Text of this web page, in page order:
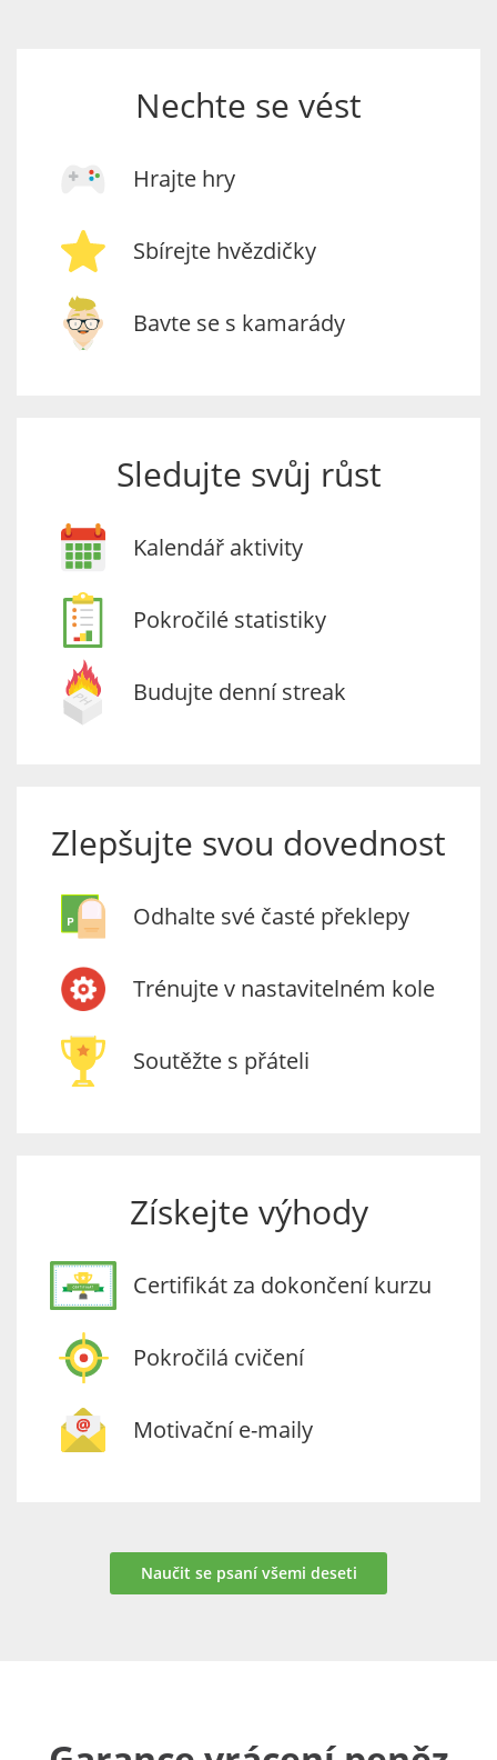
Nechte se vést
Hrajte hry
Sbírejte hvězdičky
Bavte se s kamarády
Sledujte svůj růst
Kalendář aktivity
Pokročilé statistiky
Budujte denní streak
Zlepšujte svou dovednost
Odhalte své časté překlepy
Trénujte v nastavitelném kole
Soutěžte s přáteli
Získejte výhody
Certifikát za dokončení kurzu
Pokročilá cvičení
Motivační e-maily
Naučit se psaní všemi deseti